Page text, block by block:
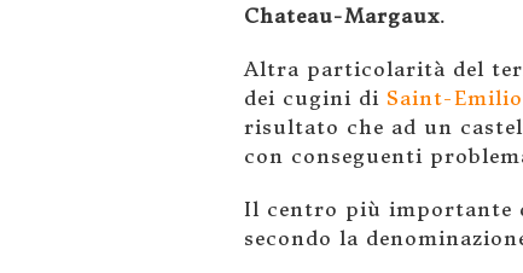
Chateau-Margaux.
Altra particolarità del
dei cugini di Saint-
risultato che ad un
con conseguenti
Il centro più importante
secondo la